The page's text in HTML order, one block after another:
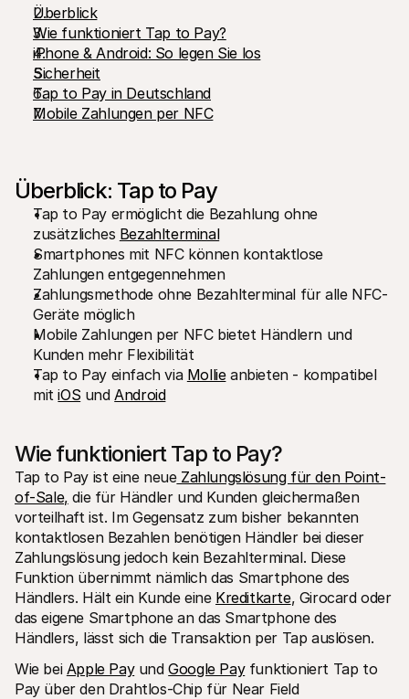
Developer
Bibliotheken
Integrieren Sie Mollie mit unseren Plug-and-Play-Paketen
Discord community
Werden Sie Teil der Entwickler-Community
Über Mollie
Preise
Sehen Sie sich unsere Preise an
Lesen Sie aktuelle Mollie-
Neuigkeiten
Karriere
Kommen Sie zu uns - wir stellen ein!
Kontakt
Für Endkunden
Warum steht Mollie auf Ihrem Kontoauszug?
Für Mollie-Händler
Kontaktieren Sie unseren Händler-Support
Sales-Team kontaktieren
Erfahren Sie, wie wir Ihrem Unternehmen helfen können
Überblick
Wie funktioniert Tap to Pay?
iPhone & Android: So legen Sie los
Sicherheit
Tap to Pay in Deutschland
Mobile Zahlungen per NFC
Überblick: Tap to Pay
Tap to Pay ermöglicht die Bezahlung ohne
zusätzliches Bezahlterminal
Smartphones mit NFC können kontaktlose
Zahlungen entgegennehmen
Zahlungsmethode ohne Bezahlterminal für alle NFC-
Geräte möglich
Mobile Zahlungen per NFC bietet Händlern und
Kunden mehr Flexibilität
Tap to Pay einfach via Mollie anbieten - kompatibel
mit iOS und Android
Wie funktioniert Tap to Pay?
Tap to Pay ist eine neue Zahlungslösung für den Point-
of-Sale, die für Händler und Kunden gleichermaßen
vorteilhaft ist. Im Gegensatz zum bisher bekannten
kontaktlosen Bezahlen benötigen Händler bei dieser
Zahlungslösung jedoch kein Bezahlterminal. Diese
Funktion übernimmt nämlich das Smartphone des
Händlers. Hält ein Kunde eine Kreditkarte, Girocard oder
das eigene Smartphone an das Smartphone des
Händlers, lässt sich die Transaktion per Tap auslösen.
Wie bei Apple Pay und Google Pay funktioniert Tap to
Pay über den Drahtlos-Chip für Near Field